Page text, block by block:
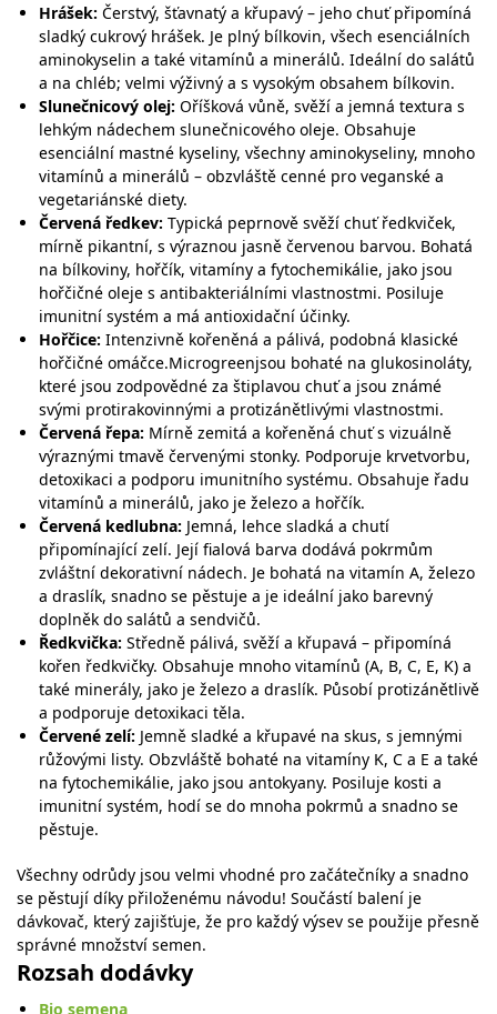
Hrášek: Čerstvý, šťavnatý a křupavý – jeho chuť připomíná
sladký cukrový hrášek. Je plný bílkovin, všech esenciálních
aminokyselin a také vitamínů a minerálů. Ideální do salátů
a na chléb; velmi výživný a s vysokým obsahem bílkovin.
Slunečnicový olej: Oříšková vůně, svěží a jemná textura s
lehkým nádechem slunečnicového oleje. Obsahuje
esenciální mastné kyseliny, všechny aminokyseliny, mnoho
vitamínů a minerálů – obzvláště cenné pro veganské a
vegetariánské diety.
Červená ředkev: Typická peprnově svěží chuť ředkviček,
mírně pikantní, s výraznou jasně červenou barvou. Bohatá
na bílkoviny, hořčík, vitamíny a fytochemikálie, jako jsou
hořčičné oleje s antibakteriálními vlastnostmi. Posiluje
imunitní systém a má antioxidační účinky.
Hořčice: Intenzivně kořeněná a pálivá, podobná klasické
hořčičné omáčce.Microgreenjsou bohaté na glukosinoláty,
které jsou zodpovědné za štiplavou chuť a jsou známé
svými protirakovinnými a protizánětlivými vlastnostmi.
Červená řepa: Mírně zemitá a kořeněná chuť s vizuálně
výraznými tmavě červenými stonky. Podporuje krvetvorbu,
detoxikaci a podporu imunitního systému. Obsahuje řadu
vitamínů a minerálů, jako je železo a hořčík.
Červená kedlubna: Jemná, lehce sladká a chutí
připomínající zelí. Její fialová barva dodává pokrmům
zvláštní dekorativní nádech. Je bohatá na vitamín A, železo
a draslík, snadno se pěstuje a je ideální jako barevný
doplněk do salátů a sendvičů.
Ředkvička: Středně pálivá, svěží a křupavá – připomíná
kořen ředkvičky. Obsahuje mnoho vitamínů (A, B, C, E, K) a
také minerály, jako je železo a draslík. Působí protizánětlivě
a podporuje detoxikaci těla.
Červené zelí: Jemně sladké a křupavé na skus, s jemnými
růžovými listy. Obzvláště bohaté na vitamíny K, C a E a také
na fytochemikálie, jako jsou antokyany. Posiluje kosti a
imunitní systém, hodí se do mnoha pokrmů a snadno se
pěstuje.
Všechny odrůdy jsou velmi vhodné pro začátečníky a snadno
se pěstují díky přiloženému návodu! Součástí balení je
dávkovač, který zajišťuje, že pro každý výsev se použije přesně
správné množství semen.
Rozsah dodávky
Bio semena